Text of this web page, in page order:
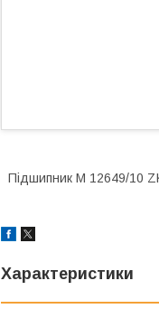
Підшипник M 12649/10
Характеристики